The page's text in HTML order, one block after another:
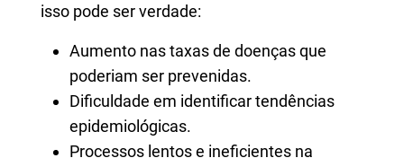
isso pode ser verdade:
Aumento nas taxas de doenças que
poderiam ser prevenidas.
Dificuldade em identificar tendências
epidemiológicas.
Processos lentos e ineficientes na